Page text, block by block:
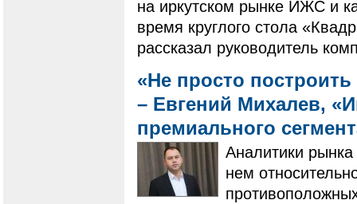
на иркутском рынке ИЖС и
время круглого стола
рассказал руководитель
«Не просто
– Евгений Михалев,
премиального
Аналитики
нем